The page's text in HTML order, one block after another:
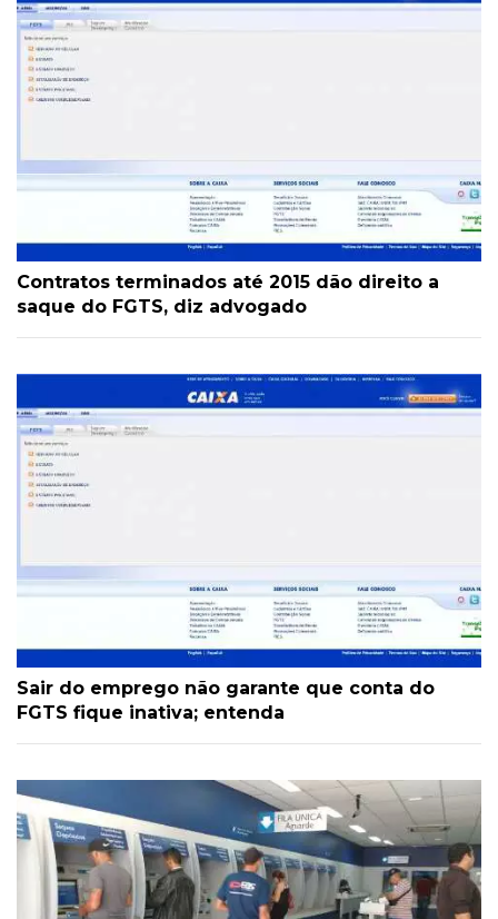
Contratos terminados até 2015 dão direito a
saque do FGTS, diz advogado
Sair do emprego não garante que conta do
FGTS fique inativa; entenda